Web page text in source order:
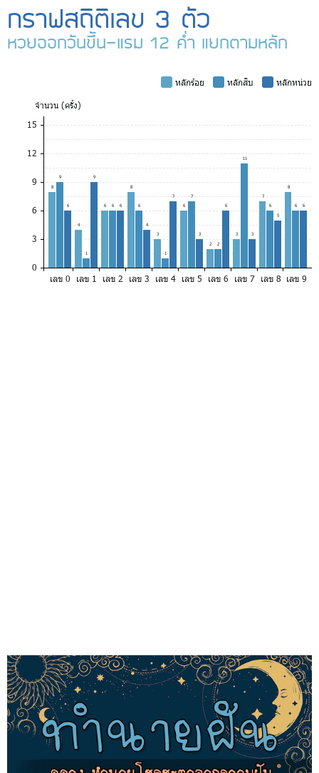
กราฟสถิติเลข 3 ตัว
หวยออกวันขึ้น-แรม 12 ค่ำ แยกตามหลัก
หลักร้อย หลักสิบ
หลักหน่วย
จำนวน (ครั้ง)
15
12
9
6
3
0
8
9
6
4
1
9
6 6 6
8
6
4
3
1
7
6
7
3
2
2
6
3
11
3
7
6
5
8
6 6
เลข 0 เลข 1 เลข 2 เลข 3 เลข 4 เลข 5 เลข 6 เลข 7 เลข 8 เลข 9